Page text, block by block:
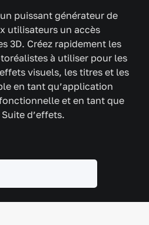
puissant générateur de
utilisateurs un accès
3D. Créez rapidement les
à utiliser pour les
visuels, les titres et les
en tant qu’application
et en tant que
d’effets.